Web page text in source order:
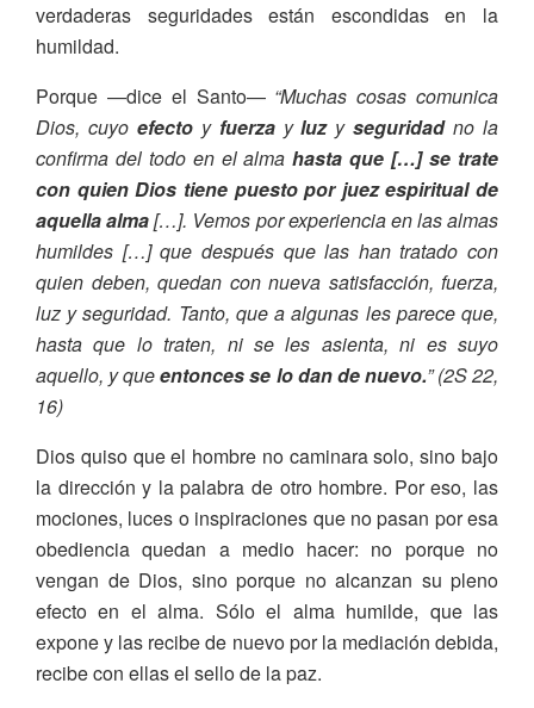
verdaderas seguridades están escondidas en la
humildad.
Porque —dice el Santo— “Muchas cosas comunica
Dios, cuyo efectoy fuerzayluzyseguridadno la
confirma del todo en el almahasta que […] se trate
con quien Dios tiene puesto por juez espiritual de
aquella alma[…]. Vemos por experiencia en las almas
humildes […] que después que las han tratado con
quien deben, quedan con nueva satisfacción, fuerza,
luz y seguridad. Tanto, que a algunas les parece que,
hasta que lo traten, ni se les asienta, ni es suyo
aquello, y queentonces se lo dan de nuevo.” (2S 22,
16)
Dios quiso que el hombre no caminara solo, sino bajo
la dirección y la palabra de otro hombre. Por eso, las
mociones, luces o inspiraciones que no pasan por esa
obediencia quedan a medio hacer: no porque no
vengan de Dios, sino porque no alcanzan su pleno
efecto en el alma. Sólo el alma humilde, que las
expone y las recibe de nuevo por la mediación debida,
recibe con ellas el sello de la paz.